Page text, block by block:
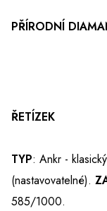
PŘÍRODNÍ
ŘETÍZEK
TYP: Ankr -
(nastavovatelné).
585/1000.